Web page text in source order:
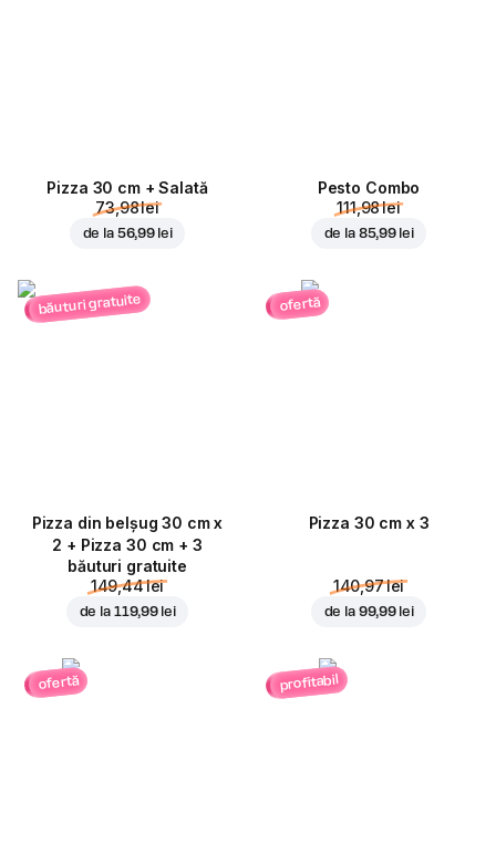
Pizza 30 cm + Salată
73,98 lei
de la 56,99 lei
Pesto Combo
111,98 lei
de la 85,99 lei
băuturi gratuite
Pizza din belșug 30 cm x
2 + Pizza 30 cm + 3
băuturi gratuite
149,44 lei
de la 119,99 lei
ofertă
Pizza 30 cm x 3
140,97 lei
de la 99,99 lei
ofertă profitabil